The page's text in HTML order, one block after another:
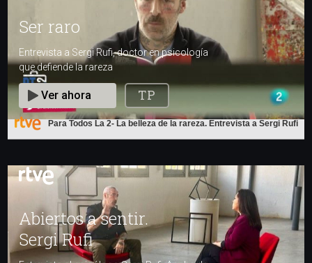
Para Todos La 2- La belleza de la rareza. Entrevista a Sergi Rufi